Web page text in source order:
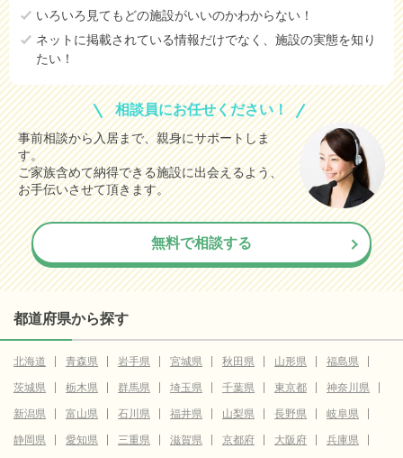
いろいろ見てもどの施設がいいのかわからない！
ネットに掲載されている情報だけでなく、施設の実態を知り
たい！
相談員にお任せください！
事前相談から入居まで、親身にサポートしま
す。
ご家族含めて納得できる施設に出会えるよう、
お手伝いさせて頂きます。
無料で相談する
都道府県から探す
北海道 青森県 岩手県 宮城県 秋田県 山形県
福島県
茨城県
栃木県 群馬県 埼玉県 千葉県 東京都
神奈川県
新潟県
富山県 石川県 福井県 山梨県 長野県
岐阜県
静岡県
愛知県 三重県 滋賀県 京都府 大阪府
兵庫県